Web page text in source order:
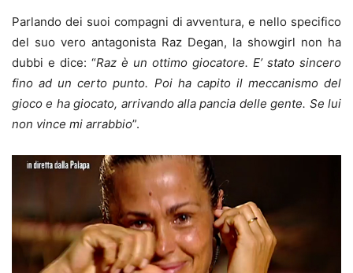
Parlando dei suoi compagni di avventura, e nello specifico
del suo vero antagonista Raz Degan, la showgirl non ha
dubbi e dice: “Raz è un ottimo giocatore. E’ stato sincero
fino ad un certo punto. Poi ha capito il meccanismo del
gioco e ha giocato, arrivando alla pancia delle gente. Se lui
non vince mi arrabbio”.